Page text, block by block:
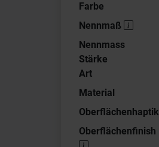
Farbe
Nennmaß
Nennmass
Stärke
Art
Material
Oberflächenhaptik
Oberflächenfinish